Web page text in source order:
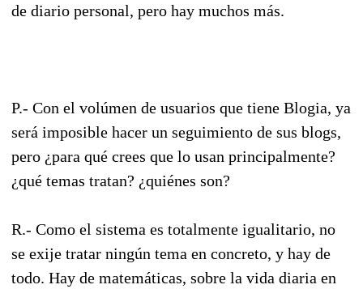
de diario personal, pero hay muchos más.
P.- Con el volúmen de usuarios que tiene Blogia, ya
será imposible hacer un seguimiento de sus blogs,
pero ¿para qué crees que lo usan principalmente?
¿qué temas tratan? ¿quiénes son?
R.- Como el sistema es totalmente igualitario, no
se exije tratar ningún tema en concreto, y hay de
todo. Hay de matemáticas, sobre la vida diaria en